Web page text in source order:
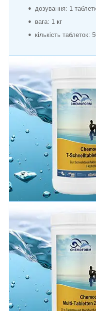
дозування: 1
вага: 1 кг
кількість таблеток: